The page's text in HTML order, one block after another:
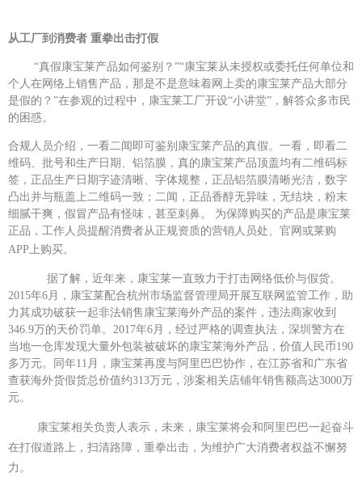
从工厂到消费者 重拳出击打假
“真假康宝莱产品如何鉴别？”“康宝莱从未授权或委托任何单位和
个人在网络上销售产品，那是不是意味着网上卖的康宝莱产品大部分
是假的？”在参观的过程中，康宝莱工厂开设“小讲堂”，解答众多市民
的困惑。
合规人员介绍，一看二闻即可鉴别康宝莱产品的真假。一看，即看二
维码、批号和生产日期、铝箔膜，真的康宝莱产品顶盖均有二维码标
签，正品生产日期字迹清晰、字体规整，正品铝箔膜清晰光洁，数字
凸出并与瓶盖上二维码一致；二闻，正品香醇无异味，无结块，粉末
细腻干爽，假冒产品有怪味，甚至刺鼻。
为保障购买的产品是康宝莱
正品，工作人员提醒消费者从正规资质的营销人员处、官网或莱购
APP上购买。
据了解，近年来，康宝莱一直致力于打击网络低价与假货。
2015年6月，康宝莱配合杭州市场监督管理局开展互联网监管工作，助
力其成功破获一起非法销售康宝莱海外产品的案件，违法商家收到
346.9万的天价罚单。2017年6月，经过严格的调查执法，深圳警方在
当地一仓库发现大量外包装被破坏的康宝莱海外产品，价值人民币190
多万元。同年11月，康宝莱再度与阿里巴巴协作，在江苏省和广东省
查获海外货假货总价值约313万元，涉案相关店铺年销售额高达3000万
元。
康宝莱相关负责人表示，未来，康宝莱将会和阿里巴巴一起奋斗
在打假道路上，扫清路障，重拳出击，为维护广大消费者权益不懈努
力。